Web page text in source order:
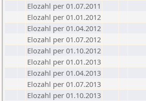
Elozahl per 01.07.2011
Elozahl per 01.01.2012
Elozahl per 01.04.2012
Elozahl per 01.07.2012
Elozahl per 01.10.2012
Elozahl per 01.01.2013
Elozahl per 01.04.2013
Elozahl per 01.07.2013
Elozahl per 01.10.2013